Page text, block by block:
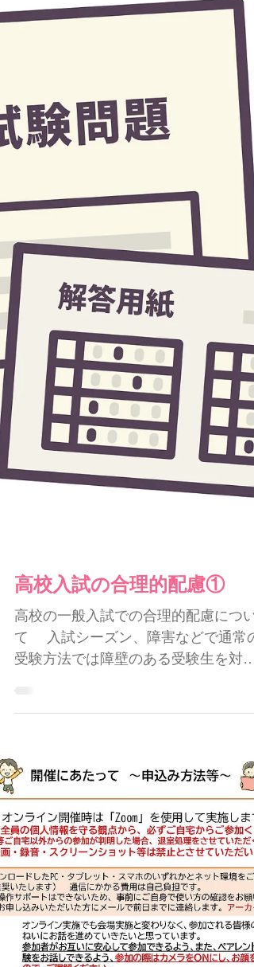
いたま市の放課後等デイサービス「て
てスクール」では、2024年以前にも合
理的配慮をしてもらって、高校の一般
入試に合格した生徒がいます。 その経
験を簡単にですがお伝えします。 高校
の一般入試で「合理的配慮」をしても
うらうには、高校側にもそれなりの準
備をしてもうら必要があります。 高校
にお願いするにも、中学校側から正式
に依頼します。 保護者様が高校に直接
お願いすることはできません。 「合理
的配慮」をする義務が学校側にはあり
ますが、高校も中学校も、それなりの
準備期間が必要です。 「合理的配慮」
をしてもらうには、遅くても中学３年
生の２学期の早い時期に、中学校側に
伝えておきましょう。 また、高校側の
準備が必要で、そのための時間もかか
りますから、受験する高校は早めに決
めておきましょう。 中学校も高校も慣
れていればスムーズに進みますが、初
めての対応となると、時間がかかって
しまうケースもあり得ます。 学校側が
高校入試の合理的配慮①
て 入試シーズン、障害などで通常の
受験方法では障壁のある受験生を対象
にした合理的配慮が広がりつつある。
今年１月の大学入学共通テストでの配
慮決定者数は過去最高の４４００人
超。 一方、高校入試は地域差が大き
く、不透明で、困っている親子も少な
くない。 「合理的配慮は、親子で中
１から動いて理解を求めないと実現で
きなかった」 中国地方の高校１年生